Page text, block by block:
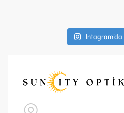
Intagram'da